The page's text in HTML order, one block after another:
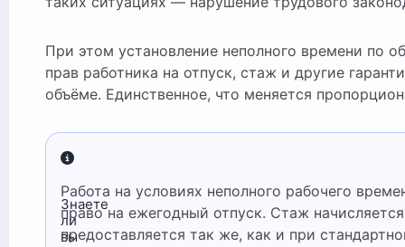
При этом установление неполного времени по
прав работника на отпуск, стаж и другие
объёме. Единственное, что меняется
Знаете
ли
вы
Работа на условиях неполного рабочего времени не влияет на трудовой стаж и
право на ежегодный отпуск. Стаж
предоставляется так же, как и при